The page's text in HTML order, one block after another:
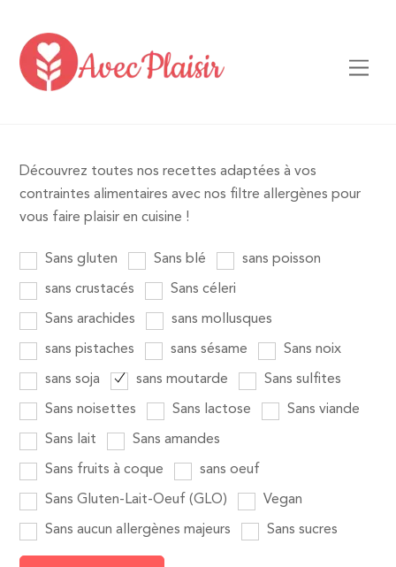
content
Découvrez toutes nos recettes adaptées à vos
contraintes alimentaires avec nos filtre allergènes pour
vous faire plaisir en cuisine !
Sans gluten Sans blé sans poisson
sans crustacés Sans céleri
Sans arachides sans mollusques
sans pistaches sans sésame Sans noix
sans soja sans moutarde Sans sulfites
Sans noisettes Sans lactose Sans viande
Sans lait Sans amandes
Sans fruits à coque sans oeuf
Sans Gluten-Lait-Oeuf (GLO) Vegan
Sans aucun allergènes majeurs Sans sucres